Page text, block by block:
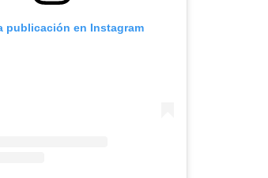
publicación en Instagram